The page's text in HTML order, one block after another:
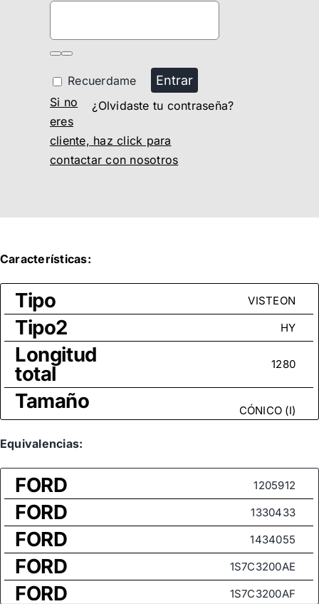
Recuerdame Entrar
¿Olvidaste tu contraseña?
Si no
eres
cliente, haz click para
contactar con nosotros
Características:
Tipo VISTEON
Tipo2 HY
Longitud
total 1280
Tamaño
rosca CÓNICO (I)
Medida
de rosca
(rótula
axial)
Equivalencias:
FORD 1205912
FORD 1330433
FORD 1434055
FORD 1S7C3200AE
FORD 1S7C3200AF